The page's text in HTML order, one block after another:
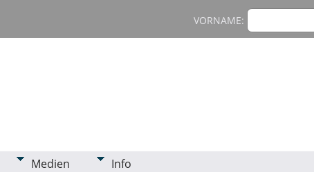
VORNAME:
Medien Info